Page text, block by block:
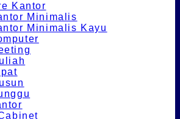
Kantor
Minimalis
Minimalis Kayu